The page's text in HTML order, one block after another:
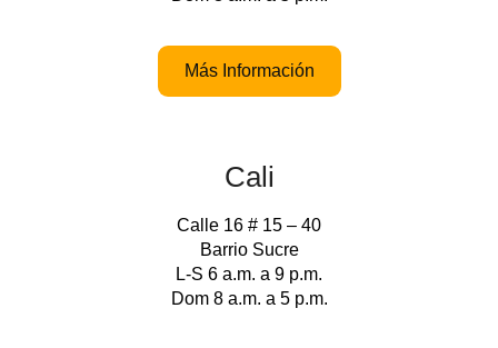
Más Información
Cali
Calle 16 # 15 – 40
Barrio Sucre
L-S 6 a.m. a 9 p.m.
Dom 8 a.m. a 5 p.m.